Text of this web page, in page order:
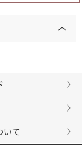
いて